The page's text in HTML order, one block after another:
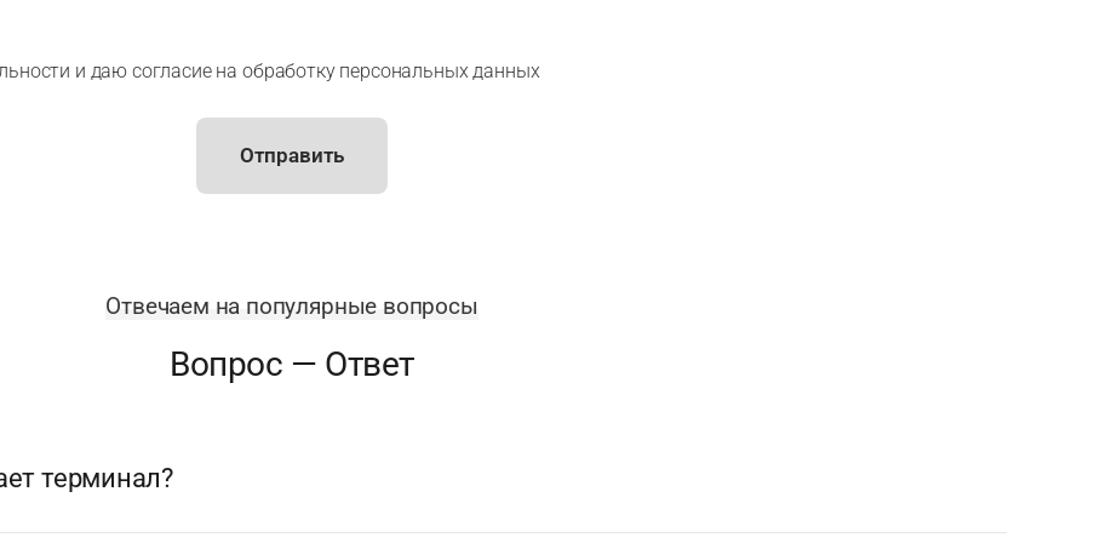
и даю согласие на обработку персональных данных
Отправить
Отвечаем на популярные вопросы
Вопрос — Ответ
терминал?